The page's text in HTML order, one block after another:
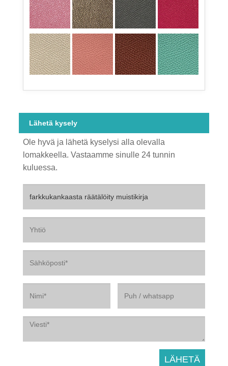
Lähetä kysely
Ole hyvä ja lähetä kyselysi alla olevalla
lomakkeella. Vastaamme sinulle 24 tunnin
kuluessa.